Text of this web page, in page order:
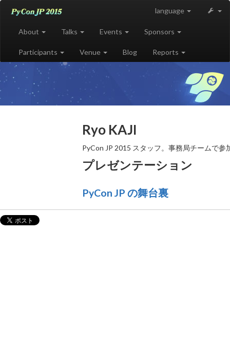
language
About Talks Events Sponsors
Participants Venue Blog Reports
Ryo KAJI
PyCon JP 2015 スタッフ。事務局チームで参
プレゼンテーション
PyCon JP の舞台裏